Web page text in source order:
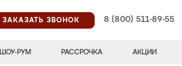
ЗАКАЗАТЬ ЗВОНОК
8 (800) 511-89-55
ШОУ-РУМ РАССРОЧКА АКЦИИ